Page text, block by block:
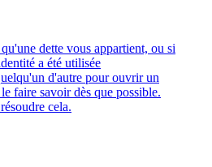
dette vous appartient, ou si
a été utilisée
d'autre pour ouvrir un
faire savoir dès que possible.
cela.